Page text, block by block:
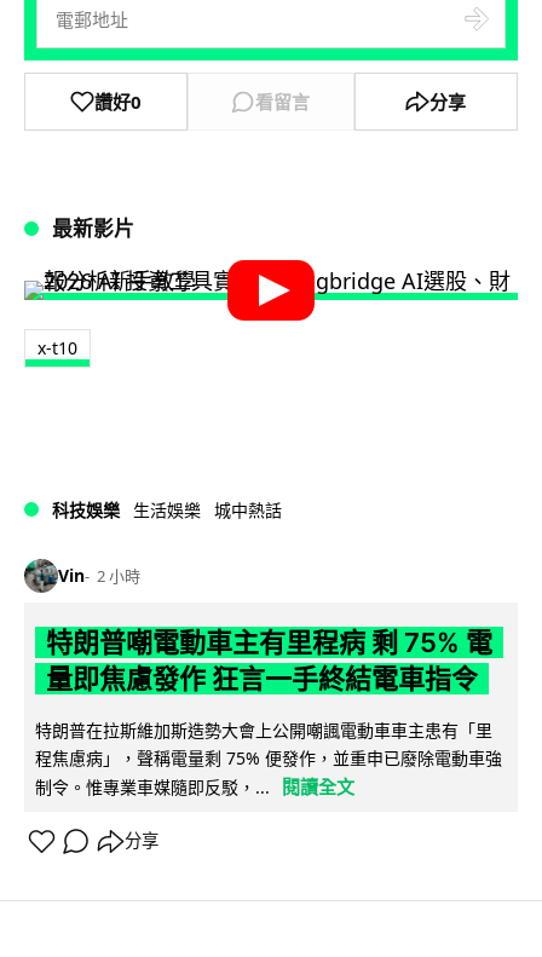
讚好0 看留言 分享
最新影片
x-t10
科技娛樂 生活娛樂 城中熱話
Vin 2 小時
特朗普嘲電動車主有里程病 剩 75% 電
量即焦慮發作 狂言一手終結電車指令
特朗普在拉斯維加斯造勢大會上公開嘲諷電動車車主患有「里
程焦慮病」，聲稱電量剩 75% 便發作，並重申已廢除電動車強
制令。惟專業車媒隨即反駁，...
閱讀全文
分享